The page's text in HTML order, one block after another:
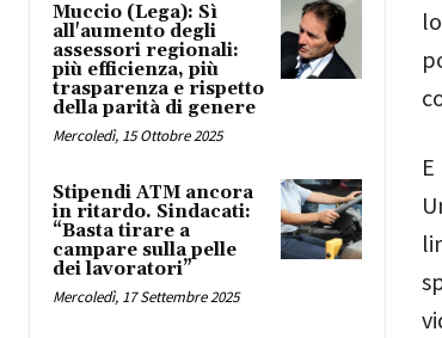
Muccio (Lega): Sì
all'aumento degli
assessori regionali:
più efficienza, più
trasparenza e rispetto
della parità di genere
Mercoledì, 15 Ottobre 2025
Stipendi ATM ancora
in ritardo. Sindacati:
“Basta tirare a
campare sulla pelle
dei lavoratori”
Mercoledì, 17 Settembre 2025